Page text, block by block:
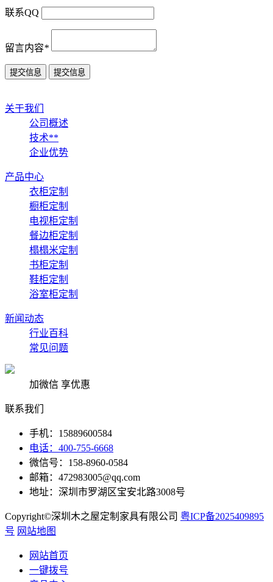
联系QQ
留言内容*
关于我们
公司概述
技术**
企业优势
产品中心
衣柜定制
橱柜定制
电视柜定制
餐边柜定制
榻榻米定制
书柜定制
鞋柜定制
浴室柜定制
新闻动态
行业百科
常见问题
加微信 享优惠
联系我们
手机：15889600584
电话：400-755-6668
微信号：158-8960-0584
邮箱：472983005@qq.com
地址：深圳市罗湖区宝安北路3008号
Copyright©深圳木之屋定制家具有限公司 粤ICP备2025409895
号 网站地图
网站首页
一键拨号